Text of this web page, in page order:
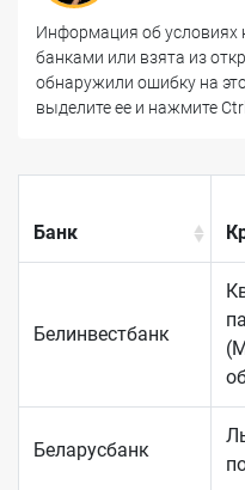
Информация об условиях
банками или взята из
обнаружили ошибку на
выделите ее и нажмите
Банк
Белинвестбанк
Беларусбанк